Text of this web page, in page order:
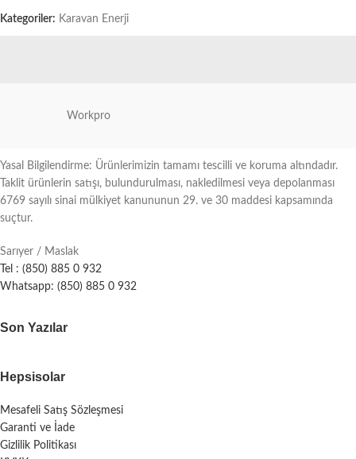
Kategoriler: Karavan Enerji
Workpro
Yasal Bilgilendirme: Ürünlerimizin tamamı tescilli ve koruma altındadır.
Taklit ürünlerin satışı, bulundurulması, nakledilmesi veya depolanması
6769 sayılı sinai mülkiyet kanununun 29. ve 30 maddesi kapsamında
suçtur.
Sarıyer / Maslak
Tel : (850) 885 0 932
Whatsapp: (850) 885 0 932
Son Yazılar
Hepsisolar
Mesafeli Satış Sözleşmesi
Garanti ve İade
Gizlilik Politikası